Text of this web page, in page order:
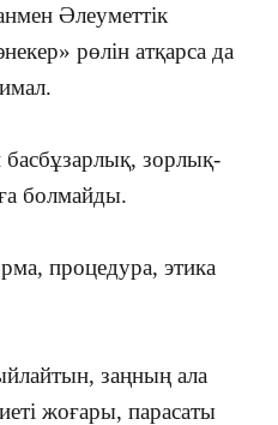
Әлеуметтік
рөлін атқарса да
басбұзарлық, зорлық-
болмайды.
процедура, этика
заңның ала
жоғары, парасаты